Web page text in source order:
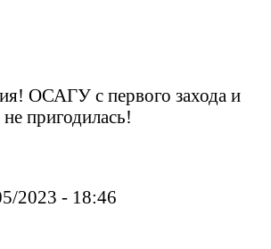
ОСАГУ с первого захода и
пригодилась!
2023 - 18:46